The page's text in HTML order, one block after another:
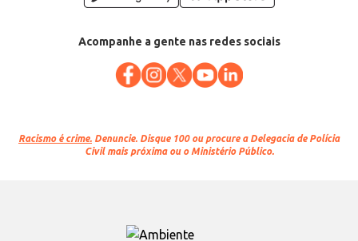
Acompanhe a gente nas redes sociais
Racismo é crime. Denuncie. Disque 100 ou procure a Delegacia de Polícia
Civil mais próxima ou o Ministério Público.